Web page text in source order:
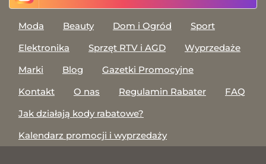
Moda Beauty Dom i Ogród
Sport
Elektronika
Sprzęt RTV i AGD
Wyprzedaże
Marki
Blog
Gazetki Promocyjne
Kontakt
O nas Regulamin Rabater
FAQ
Jak działają kody rabatowe?
Kalendarz promocji i wyprzedaży